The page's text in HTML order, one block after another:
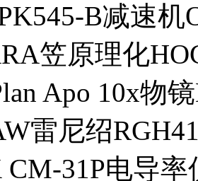
B减速机
笠原理化
Apo 10x物
雷尼绍
31P电导率